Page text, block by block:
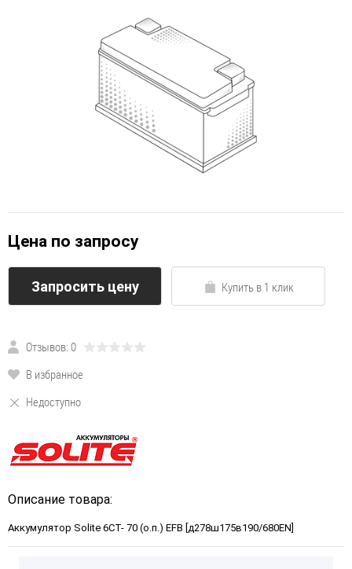
Цена по запросу
Запросить цену Купить в 1 клик
Отзывов: 0
В избранное
Недоступно
Описание товара:
Аккумулятор Solite 6СТ- 70 (о.п.) EFB [д278ш175в190/680EN]